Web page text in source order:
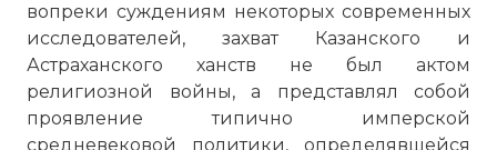
вопреки суждениям некоторых современных
исследователей, захват Казанского и
Астраханского ханств не был актом
религиозной войны, а представлял собой
проявление типично имперской
средневековой политики, определявшейся
Вернуться в статью:Золотая Орда